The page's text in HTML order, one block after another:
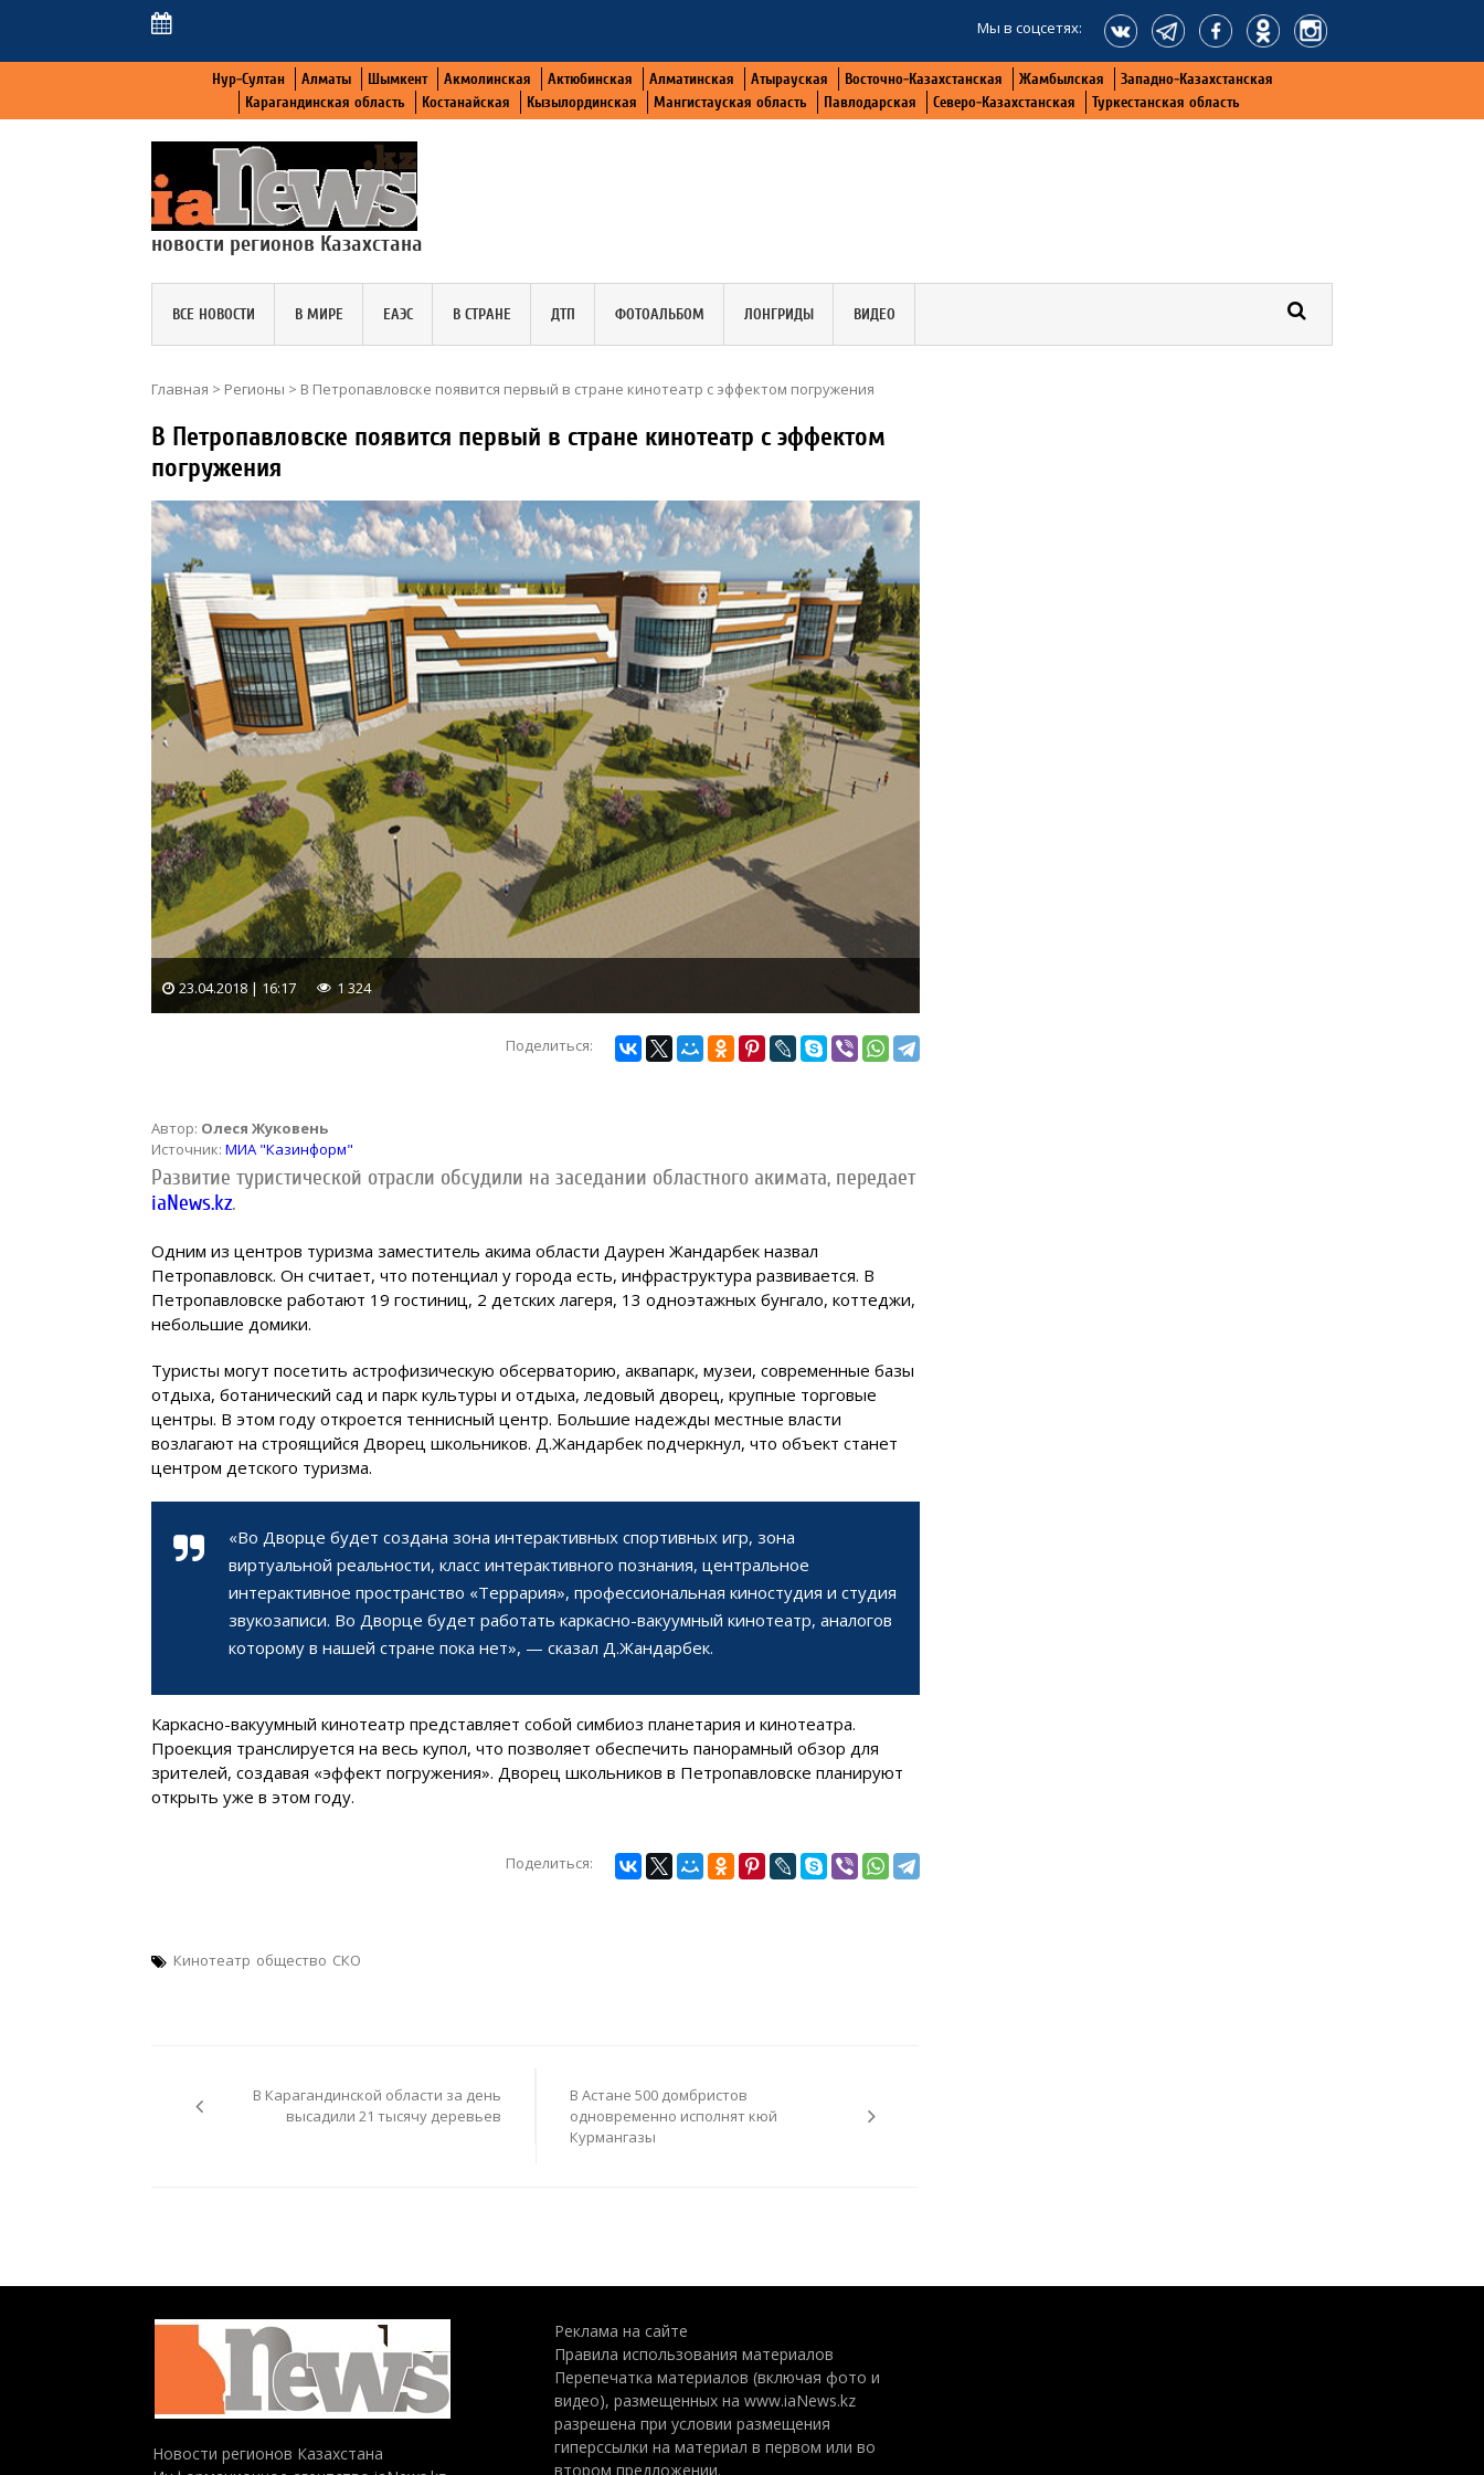
Мы в соцсетях:
Нур-Султан Алматы Шымкент Акмолинская Актюбинская Алматинская Атырауская Восточно-Казахстанская Жамбылская
Западно-Казахстанская
Карагандинская область
Костанайская Кызылординская Мангистауская область Павлодарская Северо-Казахстанская Туркестанская область
новости регионов Казахстана
ВСЕ НОВОСТИ В МИРЕ ЕАЭС В СТРАНЕ ДТП ФОТОАЛЬБОМ ЛОНГРИДЫ ВИДЕО
Главная > Регионы > В Петропавловске появится первый в стране кинотеатр с эффектом погружения
В Петропавловске появится первый в стране кинотеатр с эффектом
погружения
23.04.2018 | 16:17 1 324
Поделиться:
Автор: Олеся Жуковень
Источник: МИА "Казинформ"
Развитие туристической отрасли обсудили на заседании областного акимата, передает
iaNews.kz.
Одним из центров туризма заместитель акима области Даурен Жандарбек назвал
Петропавловск. Он считает, что потенциал у города есть, инфраструктура развивается. В
Петропавловске работают 19 гостиниц, 2 детских лагеря, 13 одноэтажных бунгало, коттеджи,
небольшие домики.
Туристы могут посетить астрофизическую обсерваторию, аквапарк, музеи, современные базы
отдыха, ботанический сад и парк культуры и отдыха, ледовый дворец, крупные торговые
центры. В этом году откроется теннисный центр. Большие надежды местные власти
возлагают на строящийся Дворец школьников. Д.Жандарбек подчеркнул, что объект станет
центром детского туризма.
«Во Дворце будет создана зона интерактивных спортивных игр, зона
виртуальной реальности, класс интерактивного познания, центральное
интерактивное пространство «Террария», профессиональная киностудия и студия
звукозаписи. Во Дворце будет работать каркасно-вакуумный кинотеатр, аналогов
которому в нашей стране пока нет», — сказал Д.Жандарбек.
Каркасно-вакуумный кинотеатр представляет собой симбиоз планетария и кинотеатра.
Проекция транслируется на весь купол, что позволяет обеспечить панорамный обзор для
зрителей, создавая «эффект погружения». Дворец школьников в Петропавловске планируют
открыть уже в этом году.
Поделиться:
Кинотеатр общество СКО
записям
В Карагандинской области за день
высадили 21 тысячу деревьев
В Астане 500 домбристов
одновременно исполнят кюй
Курмангазы
Новости регионов Казахстана
Реклама на сайте
Правила использования материалов
Перепечатка материалов (включая фото и
видео), размещенных на www.iaNews.kz
разрешена при условии размещения
гиперссылки на материал в первом или во
втором предложении.